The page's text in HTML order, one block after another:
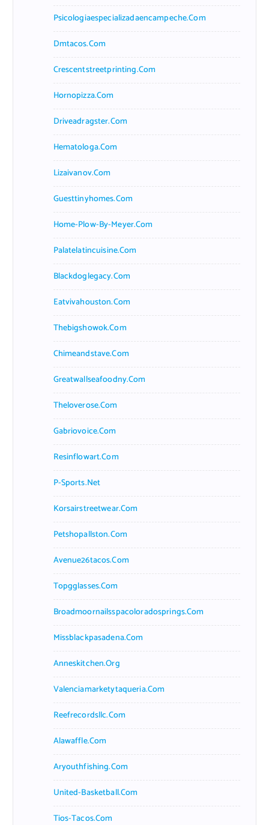
Psicologiaespecializadaencampeche.com
Dmtacos.com
Crescentstreetprinting.com
Hornopizza.com
Driveadragster.com
Hematologa.com
Lizaivanov.com
Guesttinyhomes.com
Home-Plow-By-Meyer.com
Palatelatincuisine.com
Blackdoglegacy.com
Eatvivahouston.com
Thebigshowok.com
Chimeandstave.com
Greatwallseafoodny.com
Theloverose.com
Gabriovoice.com
Resinflowart.com
P-Sports.net
Korsairstreetwear.com
Petshopallston.com
Avenue26tacos.com
Topgglasses.com
Broadmoornailsspacoloradosprings.com
Missblackpasadena.com
Anneskitchen.org
Valenciamarketytaqueria.com
Reefrecordsllc.com
Alawaffle.com
Aryouthfishing.com
United-Basketball.com
Tios-Tacos.com